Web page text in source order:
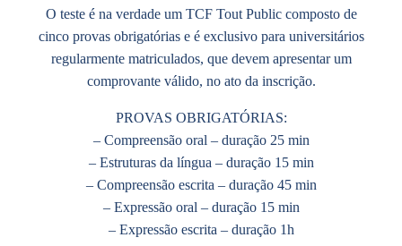
O teste é na verdade um TCF Tout Publiccomposto de
cinco provas obrigatórias e é exclusivo para universitários
regularmente matriculados, que devem apresentar um
comprovante válido, no ato da inscrição.
PROVAS OBRIGATÓRIAS:
– Compreensão oral – duração 25 min
– Estruturas da língua – duração 15 min
– Compreensão escrita – duração 45 min
– Expressão oral – duração 15 min
– Expressão escrita – duração 1h